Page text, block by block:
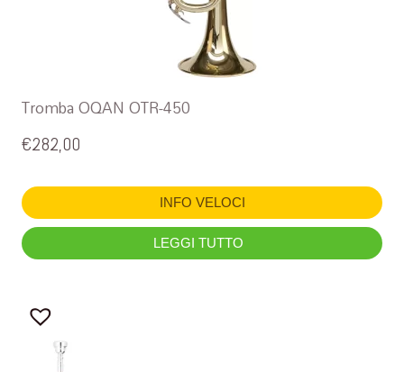
Tromba OQAN OTR-450
€282,00
INFO VELOCI
LEGGI TUTTO